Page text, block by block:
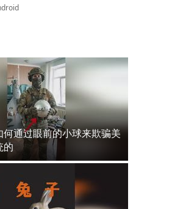
何通过眼前的小球来欺骗美
的